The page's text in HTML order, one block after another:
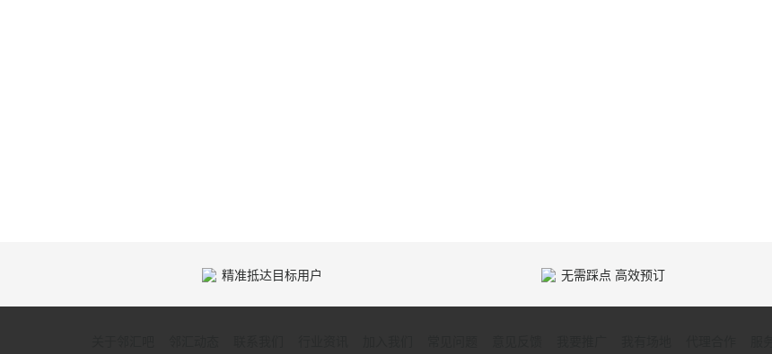
精准抵达目标用户 无需踩点 高效预订